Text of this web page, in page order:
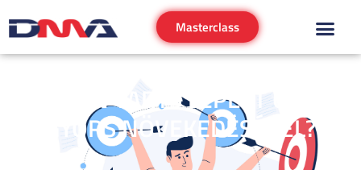
Masterclass
HOGYAN TARTS LÉPÉST CÉGED
GYORS NÖVEKEDÉSÉVEL?